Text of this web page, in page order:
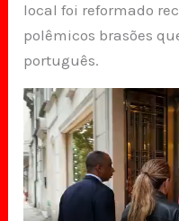
local foi reformado
polêmicos brasões
português.